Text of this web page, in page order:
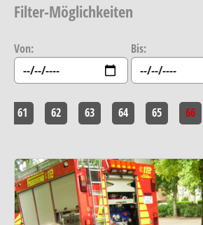
Filter-Möglichkeiten
Von: Bis:
61 62 63 64 65 66